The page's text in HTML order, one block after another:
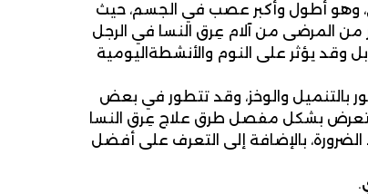
وهو أطول وأكبر عصب في الجسم، حيث
من المرضى من آلام عِرق النسا في الرجل
وقد يؤثر على النوم والأنشطةاليومية
بالتنميل والوخز، وقد تتطور في بعض
بشكل مفصل طرق علاج عِرق النسا
بالإضافة إلى التعرف على أفضل
.